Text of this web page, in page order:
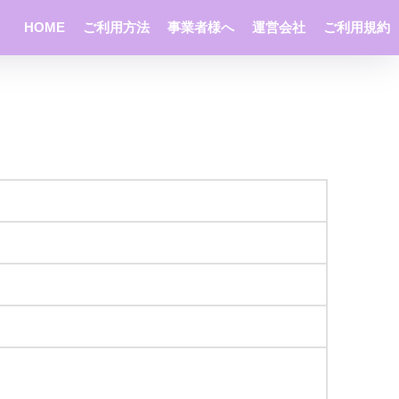
HOME ご利用方法 事業者様へ 運営会社 ご利用規約